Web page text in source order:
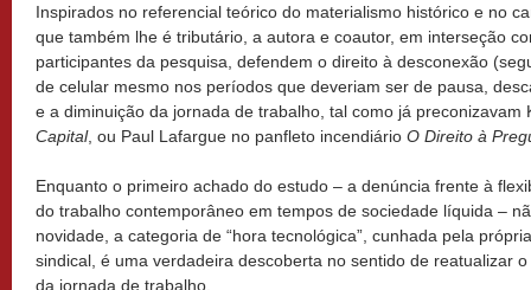
Inspirados no referencial teórico do materialismo histórico e no
que também lhe é tributário, a autora e coautor, em interseção
participantes da pesquisa, defendem o direito à desconexão
de celular mesmo nos períodos que deveriam ser de pausa,
e a diminuição da jornada de trabalho, tal como já
Capital, ou Paul Lafargue no panfleto incendiário O Direito à
Enquanto o primeiro achado do estudo – a denúncia frente à
do trabalho contemporâneo em tempos de sociedade líquida –
novidade, a categoria de “hora tecnológica”, cunhada pela
sindical, é uma verdadeira descoberta no sentido de reatualizar
da jornada de trabalho.